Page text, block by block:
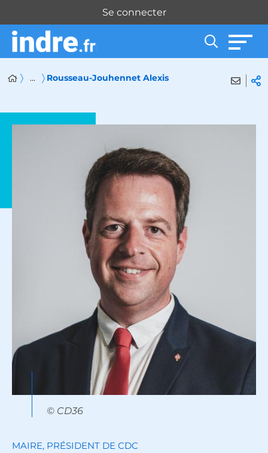
Panneau de gestion des cookies
Se connecter
... Rousseau-Jouhennet Alexis
© CD36
MAIRE, PRÉSIDENT DE CDC